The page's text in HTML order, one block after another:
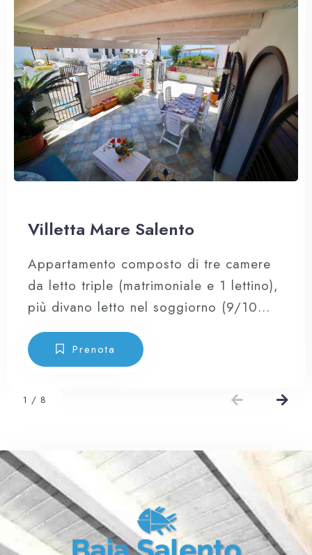
Villetta Mare Salento
Appartamento composto di tre camere
da letto triple (matrimoniale e 1 lettino),
più divano letto nel soggiorno (9/10
posti letto), cucina a vista attrezzata
provvista di forno, forno microonde,
frigo combinato e di tutte le stoviglie.
Prenota
1 / 8